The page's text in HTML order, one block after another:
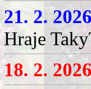
21. 2.
Hraje
18. 2.